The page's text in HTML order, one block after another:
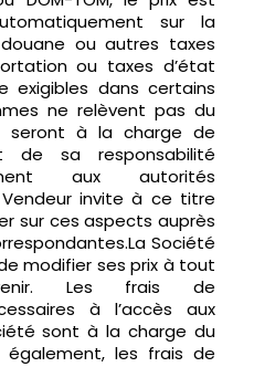
sur la
ou autres taxes
ou taxes d’état
exigibles dans certains
ne relèvent pas du
seront à la charge de
de sa responsabilité
aux autorités
invite à ce titre
sur ces aspects auprès
Société
modifier ses prix à tout
Les frais de
à l’accès aux
sont à la charge du
les frais de